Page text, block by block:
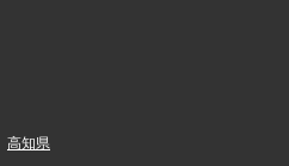
高知県